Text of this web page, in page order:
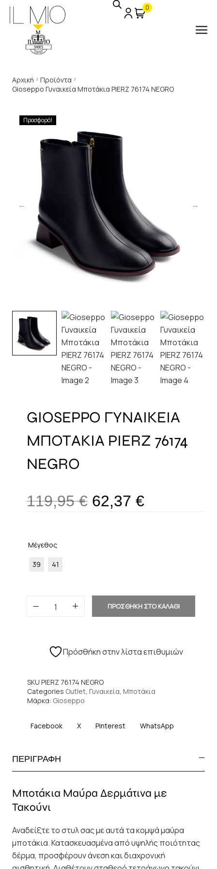
0
Αρχική / Προϊόντα /
Gioseppo Γυναικεία Μποτάκια PIERZ 76174 NEGRO
Προσφορά!
GIOSEPPO ΓΥΝΑΙΚΕΙΑ
ΜΠΟΤΑΚΙΑ PIERZ 76174
NEGRO
119,95€ 62,37 €
Μέγεθος
39 41
ΠΡΟΣΘΗΚΗ ΣΤΟ ΚΑΛΑΘΙ
Πρόσθήκη στην λίστα επιθυμιών
SKU PIERZ 76174 NEGRO
Categories Outlet, Γυναικεία, Μποτάκια
Μάρκα: Gioseppo
Facebook X Pinterest WhatsApp
ΠΕΡΙΓΡΑΦΗ
Μποτάκια Μαύρα Δερμάτινα με
Τακούνι
Αναδείξτε το στυλ σας με αυτά τα κομψά μαύρα
μποτάκια. Κατασκευασμένα από υψηλής ποιότητας
δέρμα, προσφέρουν άνεση και διαχρονική